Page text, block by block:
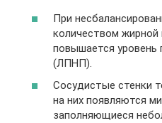
При
количеством
повышается уровень
(ЛПНП).
Сосудистые стенки
на них появляются
заполняющиеся